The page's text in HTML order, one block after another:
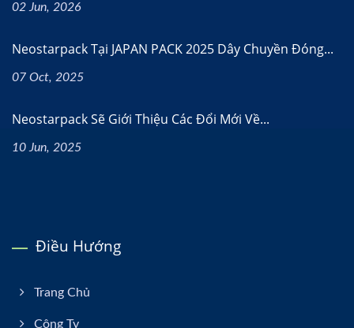
02 Jun, 2026
Neostarpack Tại JAPAN PACK 2025 Dây Chuyền Đóng...
07 Oct, 2025
Neostarpack Sẽ Giới Thiệu Các Đổi Mới Về...
10 Jun, 2025
Điều Hướng
Trang Chủ
Công Ty